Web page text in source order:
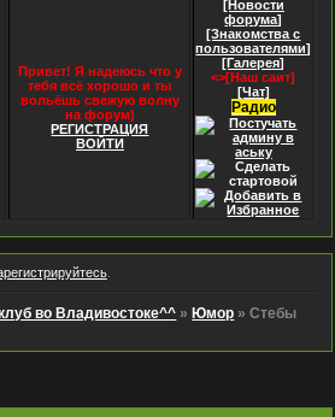
Привет! Я надеюсь что у
тебя всё хорошо и ты
вольёшь свежую волну
на форум)
РЕГИСТРАЦИЯ
ВОЙТИ
[Новости
форума]
[Знакомства с
пользователями]
[Галерея]
<>[Наш саит]
[Чат]
Радио
.
во Владивостоке^^ » Юмор »Стебы